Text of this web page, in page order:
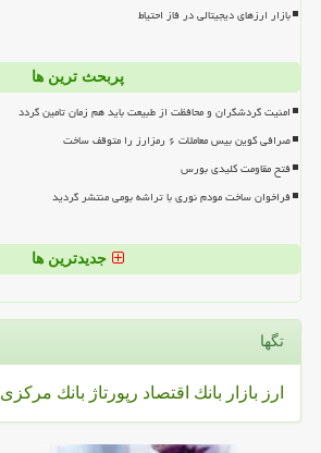
بازار ارزهای دیجیتالی در فاز احتیاط
پربحث ترین ها
امنیت گردشگران و محافظت از طبیعت باید هم زمان تامین گردد
صرافی کوین بیس معاملات ۶ رمزارز را متوقف ساخت
فتح مقاومت کلیدی بورس
فراخوان ساخت مودم نوری با تراشه بومی منتشر گردید
جدیدترین ها
تگها
ارز بازار بانك اقتصاد رپورتاژ بانك مركزی